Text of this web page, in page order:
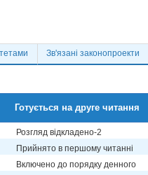
Зв'язані законопроекти
Готується на друге читання
Розгляд відкладено-2
Прийнято в першому читанні
Включено до порядку денного